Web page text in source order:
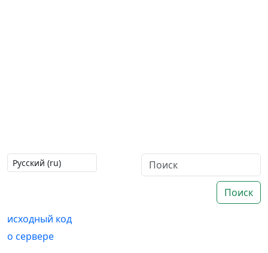
Поиск
исходный код
о сервере